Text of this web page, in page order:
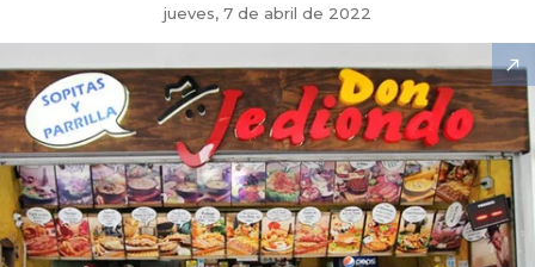
jueves, 7 de abril de 2022